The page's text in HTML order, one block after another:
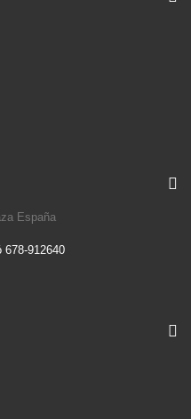
España
678-912640